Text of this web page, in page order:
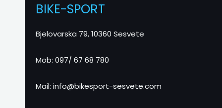
BIKE-SPORT
Bjelovarska 79, 10360 Sesvete
Mob: 097/ 67 68 780
Mail: info@bikesport-sesvete.com